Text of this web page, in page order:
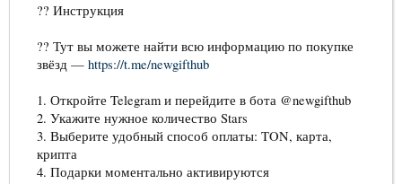
?? Инструкция
?? Тут вы можете найти всю информацию по покупке
звёзд — https://t.me/newgifthub
1. Откройте Telegram и перейдите в бота @newgifthub
2. Укажите нужное количество Stars
3. Выберите удобный способ оплаты: TON, карта,
крипта
4. Подарки моментально активируются